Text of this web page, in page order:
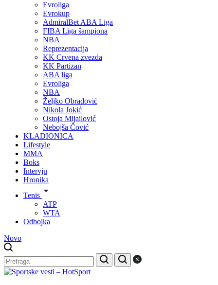
Evroliga
Evrokup
AdmiralBet ABA Liga
FIBA Liga šampiona
NBA
Reprezentacija
KK Crvena zvezda
KK Partizan
ABA liga
Evroliga
NBA
Željko Obradović
Nikola Jokić
Ostoja Mijailović
Nebojša Čović
KLADIONICA
Lifestyle
MMA
Boks
Intervju
Hronika
Tenis
ATP
WTA
Odbojka
Novo